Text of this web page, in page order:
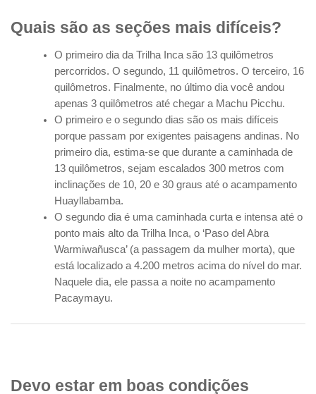
Quais são as seções mais difíceis?
O primeiro dia da Trilha Inca são 13 quilômetros
percorridos. O segundo, 11 quilômetros. O terceiro, 16
quilômetros. Finalmente, no último dia você andou
apenas 3 quilômetros até chegar a Machu Picchu.
O primeiro e o segundo dias são os mais difíceis
porque passam por exigentes paisagens andinas. No
primeiro dia, estima-se que durante a caminhada de
13 quilômetros, sejam escalados 300 metros com
inclinações de 10, 20 e 30 graus até o acampamento
Huayllabamba.
O segundo dia é uma caminhada curta e intensa até o
ponto mais alto da Trilha Inca, o ‘Paso del Abra
Warmiwañusca’ (a passagem da mulher morta), que
está localizado a 4.200 metros acima do nível do mar.
Naquele dia, ele passa a noite no acampamento
Pacaymayu.
Devo estar em boas condições